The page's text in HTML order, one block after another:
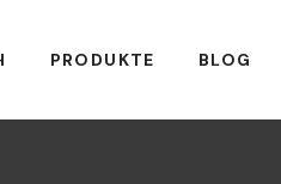
PRODUKTE BLOG